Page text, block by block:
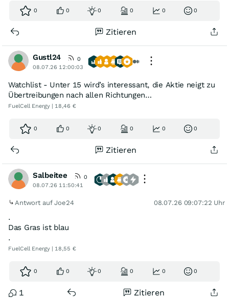
0 0 0 0 0 0
Zitieren
Gustl24
0
08.07.26 12:00:03
Watchlist - Unter 15 wird’s interessant, die Aktie neigt zu
Übertreibungen nach allen Richtungen…
FuelCell Energy | 18,46 €
0 0 0 0 0 0
Zitieren
Salbeitee
0
08.07.26 11:50:41
Antwort auf Joe24 08.07.26 09:07:22 Uhr
.
Das Gras ist blau
.
FuelCell Energy | 18,55 €
0 0 0 0 0 0
1 Zitieren